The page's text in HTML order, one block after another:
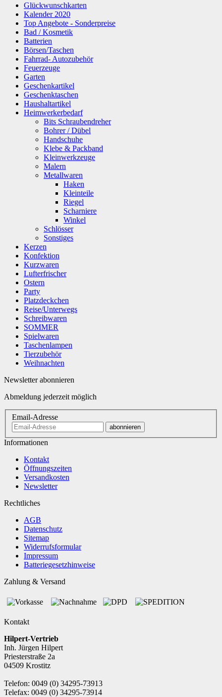
Glückwunschkarten
Kalender 2020
Top Angebote - Sonderpreise
Bad / Kosmetik
Batterien
Börsen/Taschen
Fahrrad- Autozubehör
Feuerzeuge
Garten
Geschenkartikel
Geschenktaschen
Haushaltartikel
Heimwerkerbedarf
Bits Schraubendreher
Bohrer / Dübel
Handschuhe
Klebe & Packband
Kleinwerkzeuge
Malern
Metallwaren
Haken
Kleinteile
Riegel
Scharniere
Winkel
Schlösser
Sonstiges
Kerzen
Konfektion
Kurzwaren
Lufterfrischer
Ostern
Party
Platzdeckchen
Reise/Unterwegs
Schreibwaren
SOMMER
Spielwaren
Taschenlampen
Tierzubehör
Weihnachten
Newsletter abonnieren
Abmeldung jederzeit möglich
Email-Adresse
abonnieren
Informationen
Kontakt
Öffnungszeiten
Versandkosten
Newsletter
Rechtliches
AGB
Datenschutz
Sitemap
Widerrufsformular
Impressum
Batteriegesetzhinweise
Zahlung & Versand
Kontakt
Hilpert-Vertrieb
Inh. Jürgen Hilpert
Priesterstraße 2a
04509 Krostitz
Telefon: 0049 (0) 34295-73913
Telefax: 0049 (0) 34295-73914